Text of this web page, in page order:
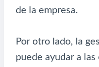
de la empresa.
Por otro lado, la
puede ayudar a